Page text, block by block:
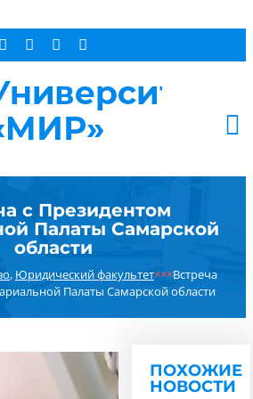
с Президентом
Палаты Самарской
области
, Юридический факультет×××Встреча
Палаты Самарской области
ПОХОЖИЕ
НОВОСТИ